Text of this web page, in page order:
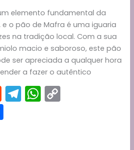
elemento fundamental da
o pão de Mafra é uma iguaria
na tradição local. Com a sua
macio e saboroso, este pão
ser apreciada a qualquer hora
a fazer o autêntico
R
e
d
T W